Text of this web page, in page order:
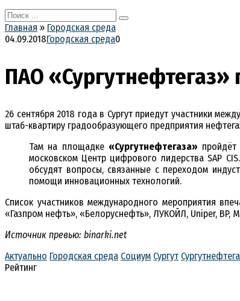
Search
for:
Главная » Городская среда
04.09.2018Городская среда0
ПАО
26 сентября 2018 года в Сургут приедут участники
штаб-квартиру градообразующего предприятия
Там на площадке «Сургутнефтегаза»
московском Центр цифрового лидерства SAP
обсудят вопросы, связанные с переходом
помощи инновационных технологий.
Список участников международного мероприятия
«Газпром нефть», «Белоруснефть», ЛУКОЙЛ, Uniper, BP,
Источник превью: binarki.net
Актуально Городская среда Социум Сургут
Рейтинг